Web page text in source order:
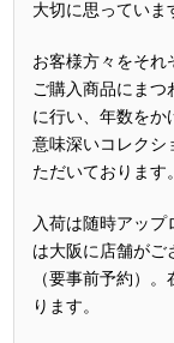
大切に思っていま
お客様方々をそれ
ご購入商品にまつ
に行い、年数をか
意味深いコレクシ
ただいております。
入荷は随時アッ
は大阪に店舗がご
（要事前予約）
ります。